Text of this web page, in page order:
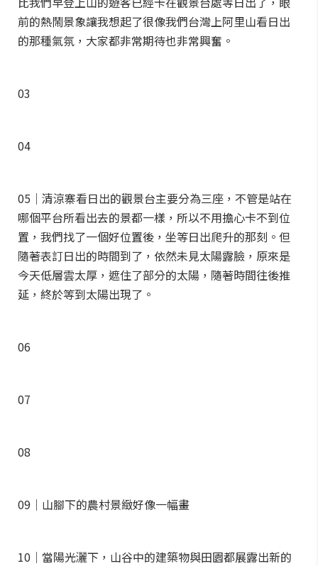
前的熱鬧景象讓我想起了很像我們台灣上阿里山看日出
的那種氣氛，大家都非常期待也非常興奮。
03
04
05｜清涼寨看日出的觀景台主要分為三座，不管是站在
哪個平台所看出去的景都一樣，所以不用擔心卡不到位
置，我們找了一個好位置後，坐等日出爬升的那刻。但
隨著表訂日出的時間到了，依然未見太陽露臉，原來是
今天低層雲太厚，遮住了部分的太陽，隨著時間往後推
延，終於等到太陽出現了。
06
07
08
09｜山腳下的農村景緻好像一幅畫
10｜當陽光灑下，山谷中的建築物與田園都展露出新的